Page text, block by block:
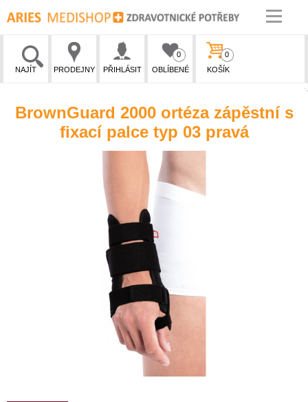
NAJÍT PRODEJNY PŘIHLÁSIT OBLÍBENÉ
0
KOŠÍK
0
BrownGuard 2000 ortéza zápěstní s
fixací palce typ 03 pravá